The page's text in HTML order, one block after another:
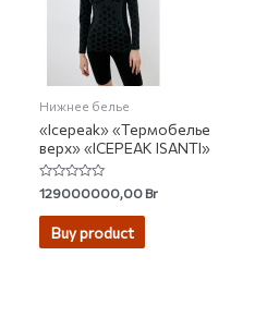
Нижнее белье
«Icepeak» «Термобелье
верх» «ICEPEAK ISANTI»
Rated
0
out
129000000,00Br
Buy product